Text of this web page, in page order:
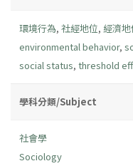
環境行為, 社經地位, 經濟地
environmental behavior,
social status, threshold
學科分類/Subject
社會學
Sociology